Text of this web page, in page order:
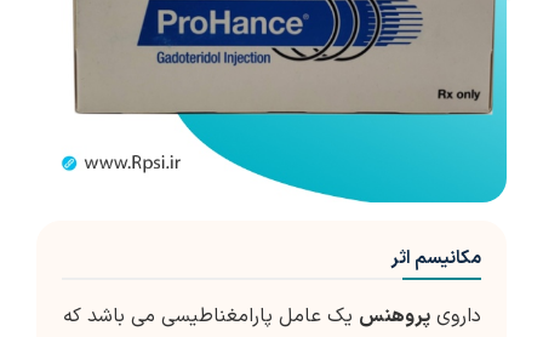
مکانیسم اثر
داروی پروهنس یک عامل پارامغناطیسی می باشد که